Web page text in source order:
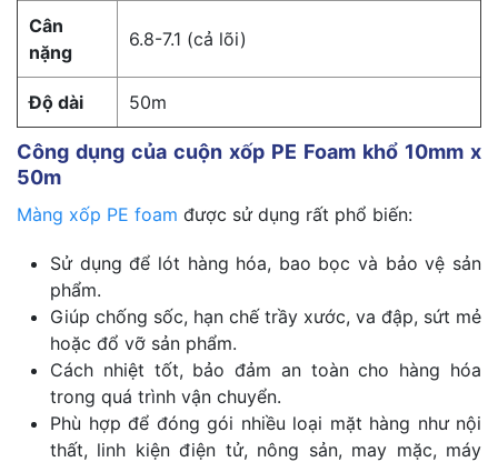
Cân
nặng
6.8-7.1 (cả lõi)
Độ dài 50m
Công dụng của cuộn xốp PE Foam khổ 10mm x
50m
Màng xốp PE foam được sử dụng rất phổ biến:
Sử dụng để lót hàng hóa, bao bọc và bảo vệ sản
phẩm.
Giúp chống sốc, hạn chế trầy xước, va đập, sứt mẻ
hoặc đổ vỡ sản phẩm.
Cách nhiệt tốt, bảo đảm an toàn cho hàng hóa
trong quá trình vận chuyển.
Phù hợp để đóng gói nhiều loại mặt hàng như nội
thất, linh kiện điện tử, nông sản, may mặc, máy